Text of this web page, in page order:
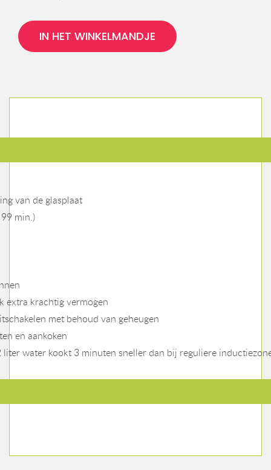
IN HET WINKELMANDJE
van de glasplaat
min.)
extra krachtig vermogen
met behoud van geheugen
en aankoken
water kookt 3 minuten sneller dan bij reguliere